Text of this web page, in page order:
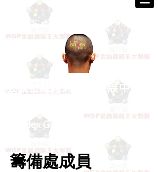
掌握世界脈動 打造成功格局
宏觀金融教育研究發展中心籌
Walex Grand Prix
籌備處成員